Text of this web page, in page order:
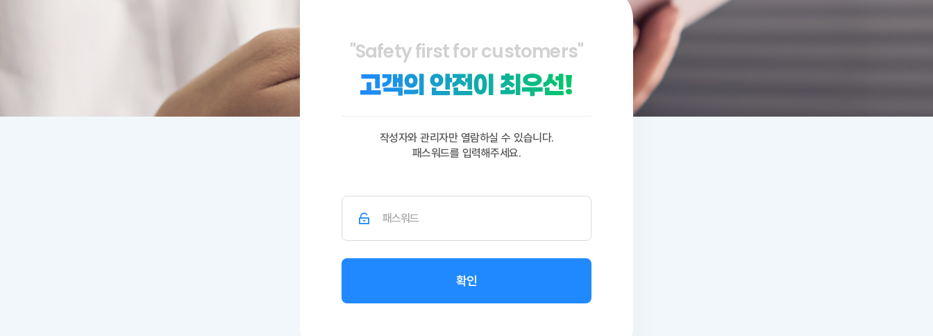
"Safety first for customers"
고객의 안전이 최우선!
작성자와 관리자만 열람하실 수 있습니다.
패스워드를 입력해주세요.
확인